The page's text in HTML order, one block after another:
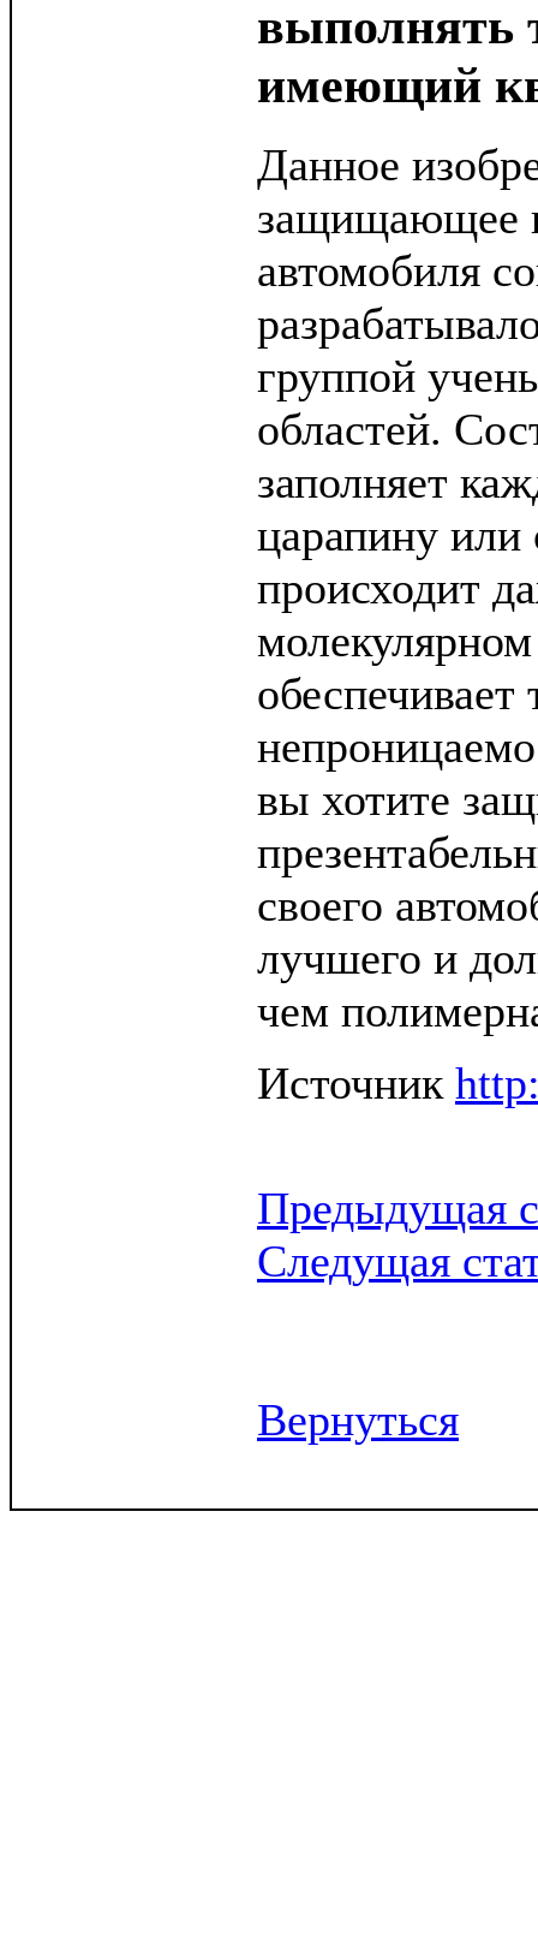
выполнять
имеющий
Данное
защищающее
автомобиля
группой
областей.
заполняет
царапину или
происходит
обеспечивает
вы хотите
своего
лучшего и
чем
Источник
Предыдущая
Следущая
Вернуться